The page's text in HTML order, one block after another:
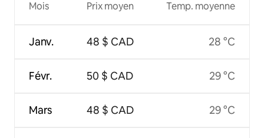
Mois
Janv.
Févr.
Mars
Prix moyen
48 $ CAD
50 $ CAD
48 $ CAD
Temp. moyenne
28 °C
29 °C
29 °C